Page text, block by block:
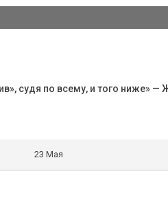
судя по всему, и того ниже» —
23 Мая